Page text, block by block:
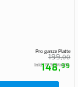
199,00
Pro ganze Platte
148,99
Inkl. 19 % MwSt.